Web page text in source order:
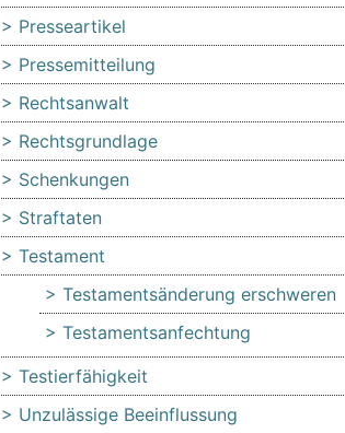
Presseartikel
Pressemitteilung
Rechtsanwalt
Rechtsgrundlage
Schenkungen
Straftaten
Testament
Testamentsänderung erschweren
Testamentsanfechtung
Testierfähigkeit
Unzulässige Beeinflussung